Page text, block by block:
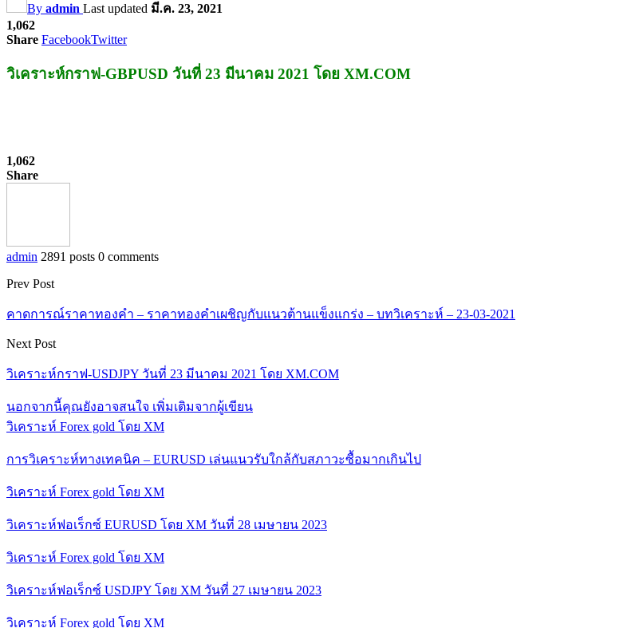
By admin Last updated มี.ค. 23, 2021
1,062
Share FacebookTwitter
วิเคราะห์กราฟ-GBPUSD วันที่ 23 มีนาคม 2021 โดย XM.COM
1,062
Share
admin 2891 posts 0 comments
Prev Post
คาดการณ์ราคาทองคำ – ราคาทองคำเผชิญกับแนวต้านแข็งแกร่ง – บทวิเคราะห์ – 23-03-2021
Next Post
วิเคราะห์กราฟ-USDJPY วันที่ 23 มีนาคม 2021 โดย XM.COM
นอกจากนี้คุณยังอาจสนใจ เพิ่มเติมจากผู้เขียน
วิเคราะห์ Forex gold โดย XM
การวิเคราะห์ทางเทคนิค – EURUSD เล่นแนวรับใกล้กับสภาวะซื้อมากเกินไป
วิเคราะห์ Forex gold โดย XM
วิเคราะห์ฟอเร็กซ์ EURUSD โดย XM วันที่ 28 เมษายน 2023
วิเคราะห์ Forex gold โดย XM
วิเคราะห์ฟอเร็กซ์ USDJPY โดย XM วันที่ 27 เมษายน 2023
วิเคราะห์ Forex gold โดย XM